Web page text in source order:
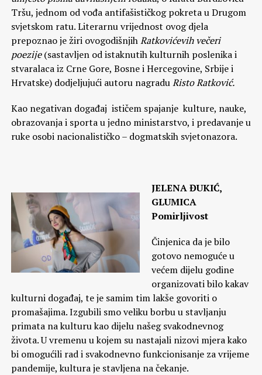
Tršu, jednom od vođa antifašističkog pokreta u Drugom
svjetskom ratu. Literarnu vrijednost ovog djela
prepoznao je žiri ovogodišnjihRatkovićevih večeri
poezije(sastavljen od istaknutih kulturnih poslenika i
stvaralaca iz Crne Gore, Bosne i Hercegovine, Srbije i
Hrvatske) dodjeljujući autoru nagraduRisto Ratković.
Kao negativan događaj ističem spajanje kulture, nauke,
obrazovanja i sporta u jedno ministarstvo, i predavanje u
ruke osobi nacionalističko – dogmatskih svjetonazora.
JELENA ĐUKIĆ,
GLUMICA
Pomirljivost
Činjenica da je bilo
gotovo nemoguće u
većem dijelu godine
organizovati bilo kakav
kulturni događaj, te je samim tim lakše govoriti o
promašajima. Izgubili smo veliku borbu u stavljanju
primata na kulturu kao dijelu našeg svakodnevnog
života. U vremenu u kojem su nastajali nizovi mjera kako
bi omogućili rad i svakodnevno funkcionisanje za vrijeme
pandemije, kultura je stavljena na čekanje.